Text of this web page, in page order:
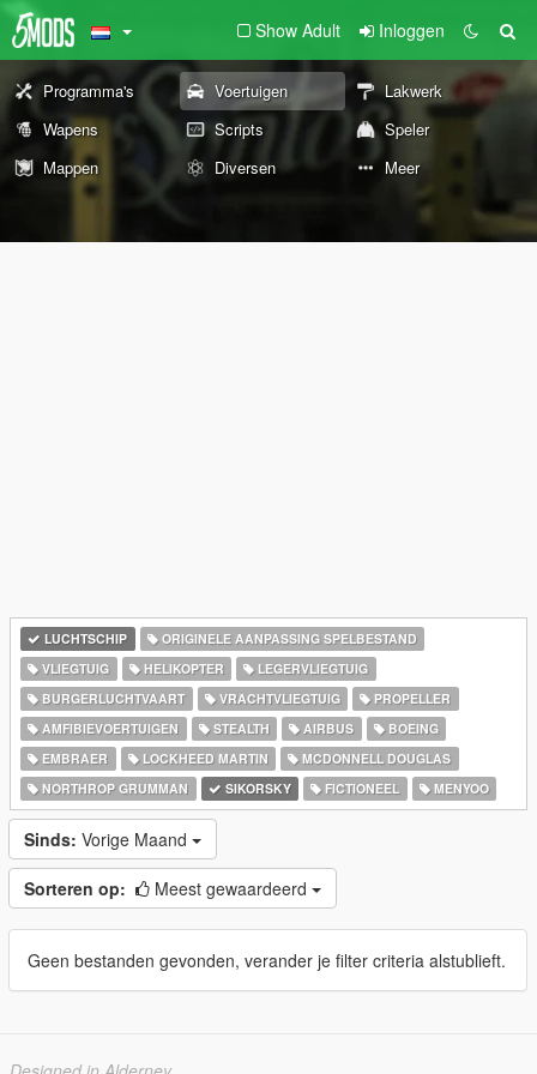
Show Adult Inloggen
Programma's Voertuigen
Lakwerk
Wapens
Scripts
Speler
Mappen
Diversen Meer
LUCHTSCHIP
ORIGINELE AANPASSING SPELBESTAND
VLIEGTUIG
HELIKOPTER
LEGERVLIEGTUIG
BURGERLUCHTVAART
VRACHTVLIEGTUIG
PROPELLER
AMFIBIEVOERTUIGEN
STEALTH AIRBUS
BOEING
EMBRAER
LOCKHEED MARTIN
MCDONNELL DOUGLAS
NORTHROP GRUMMAN
SIKORSKY FICTIONEEL MENYOO
Sinds: Vorige Maand
Sorteren op: Meest gewaardeerd
Geen bestanden gevonden, verander je filter criteria alstublieft.